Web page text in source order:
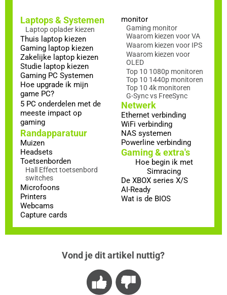
Laptops & Systemen
Laptop oplader kiezen
Thuis laptop kiezen
Gaming laptop kiezen
Zakelijke laptop kiezen
Studie laptop kiezen
Gaming PC Systemen
Hoe upgrade ik mijn
game PC?
5 PC onderdelen met de
meeste impact op
gaming
Randapparatuur
Muizen
Headsets
Toetsenborden
Hall Effect toetsenbord
switches
Microfoons
Printers
Webcams
Capture cards
monitor
Gaming monitor
Waarom kiezen voor VA
Waarom kiezen voor IPS
Waarom kiezen voor
OLED
Top 10 1080p monitoren
Top 10 1440p monitoren
Top 10 4k monitoren
G-Sync vs FreeSync
Netwerk
Ethernet verbinding
WiFi verbinding
NAS systemen
Powerline verbinding
Gaming & extra's
Hoe begin ik met
Simracing
De XBOX series X/S
AI-Ready
Wat is de BIOS
Vond je dit artikel nuttig?